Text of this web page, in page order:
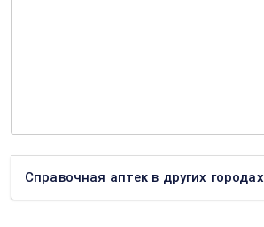
Справочная аптек в других городах